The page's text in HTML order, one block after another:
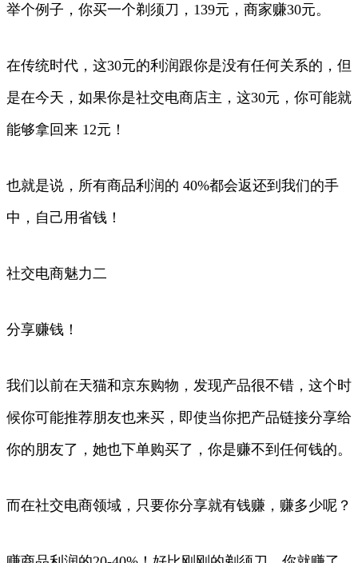
举个例子，你买一个剃须刀，139元，商家赚30元。
在传统时代，这30元的利润跟你是没有任何关系的，但
是在今天，如果你是社交电商店主，这30元，你可能就
能够拿回来 12元！
也就是说，所有商品利润的 40%都会返还到我们的手
中，自己用省钱！
社交电商魅力二
分享赚钱！
我们以前在天猫和京东购物，发现产品很不错，这个时
候你可能推荐朋友也来买，即使当你把产品链接分享给
你的朋友了，她也下单购买了，你是赚不到任何钱的。
而在社交电商领域，只要你分享就有钱赚，赚多少呢？